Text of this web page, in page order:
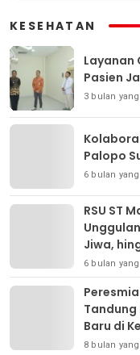
KESEHATAN
Layanan
Pasien
3 bulan
Palopo
6 bulan
RSU ST
Jiwa,
6 bulan
Tandung
Baru di
8 bulan